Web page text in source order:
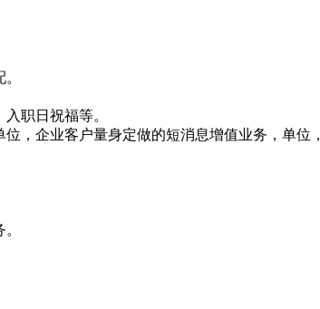
职日祝福等。
，企业客户量身定做的短消息增值业务，单位